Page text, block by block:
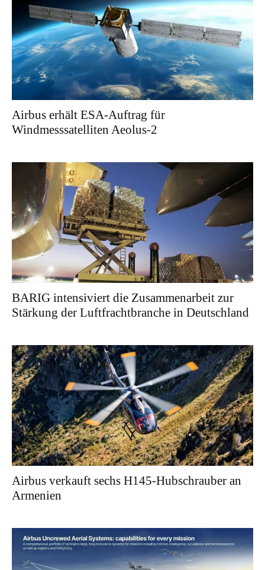
Airbus erhält ESA-Auftrag für
Windmesssatelliten Aeolus-2
BARIG intensiviert die Zusammenarbeit zur
Stärkung der Luftfrachtbranche in Deutschland
Airbus verkauft sechs H145-Hubschrauber an
Armenien